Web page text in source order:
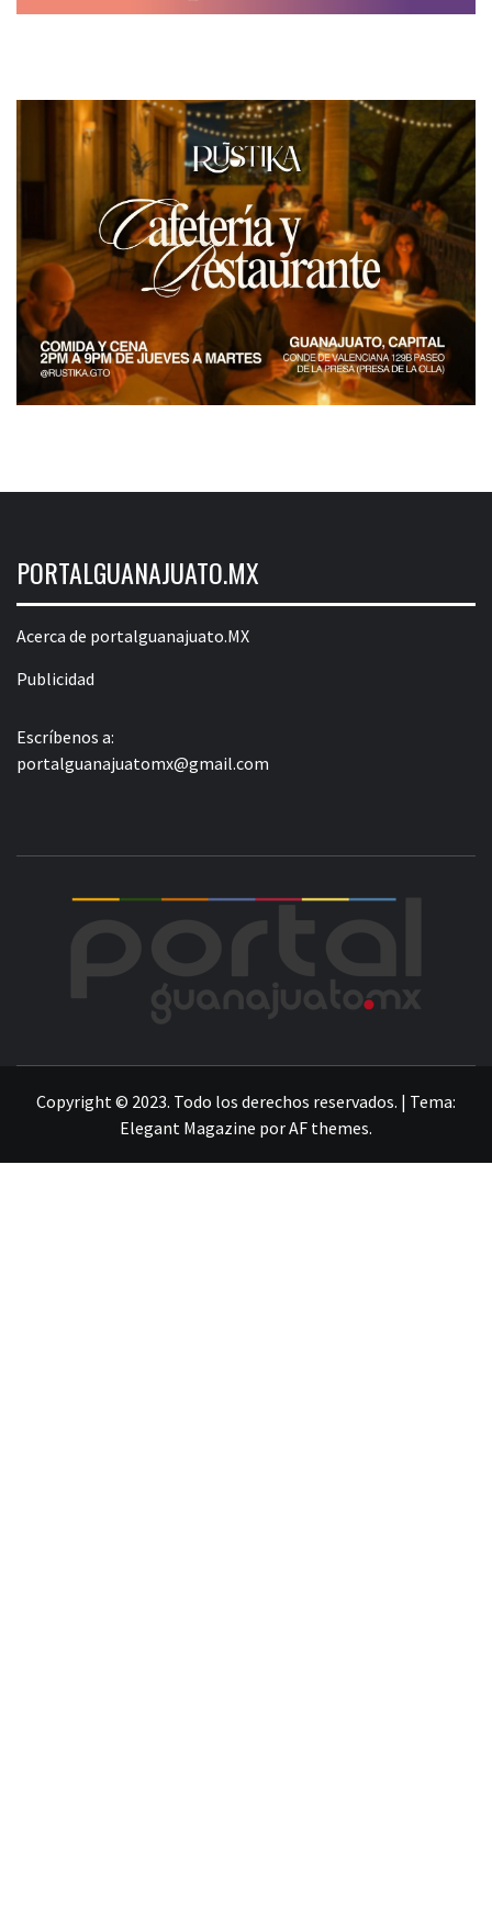
PORTALGUANAJUATO.MX
Acerca de portalguanajuato.MX
Publicidad
Escríbenos a:
portalguanajuatomx@gmail.com
Copyright © 2023. Todo los derechos reservados. | Tema:
Elegant Magazine porAF themes.